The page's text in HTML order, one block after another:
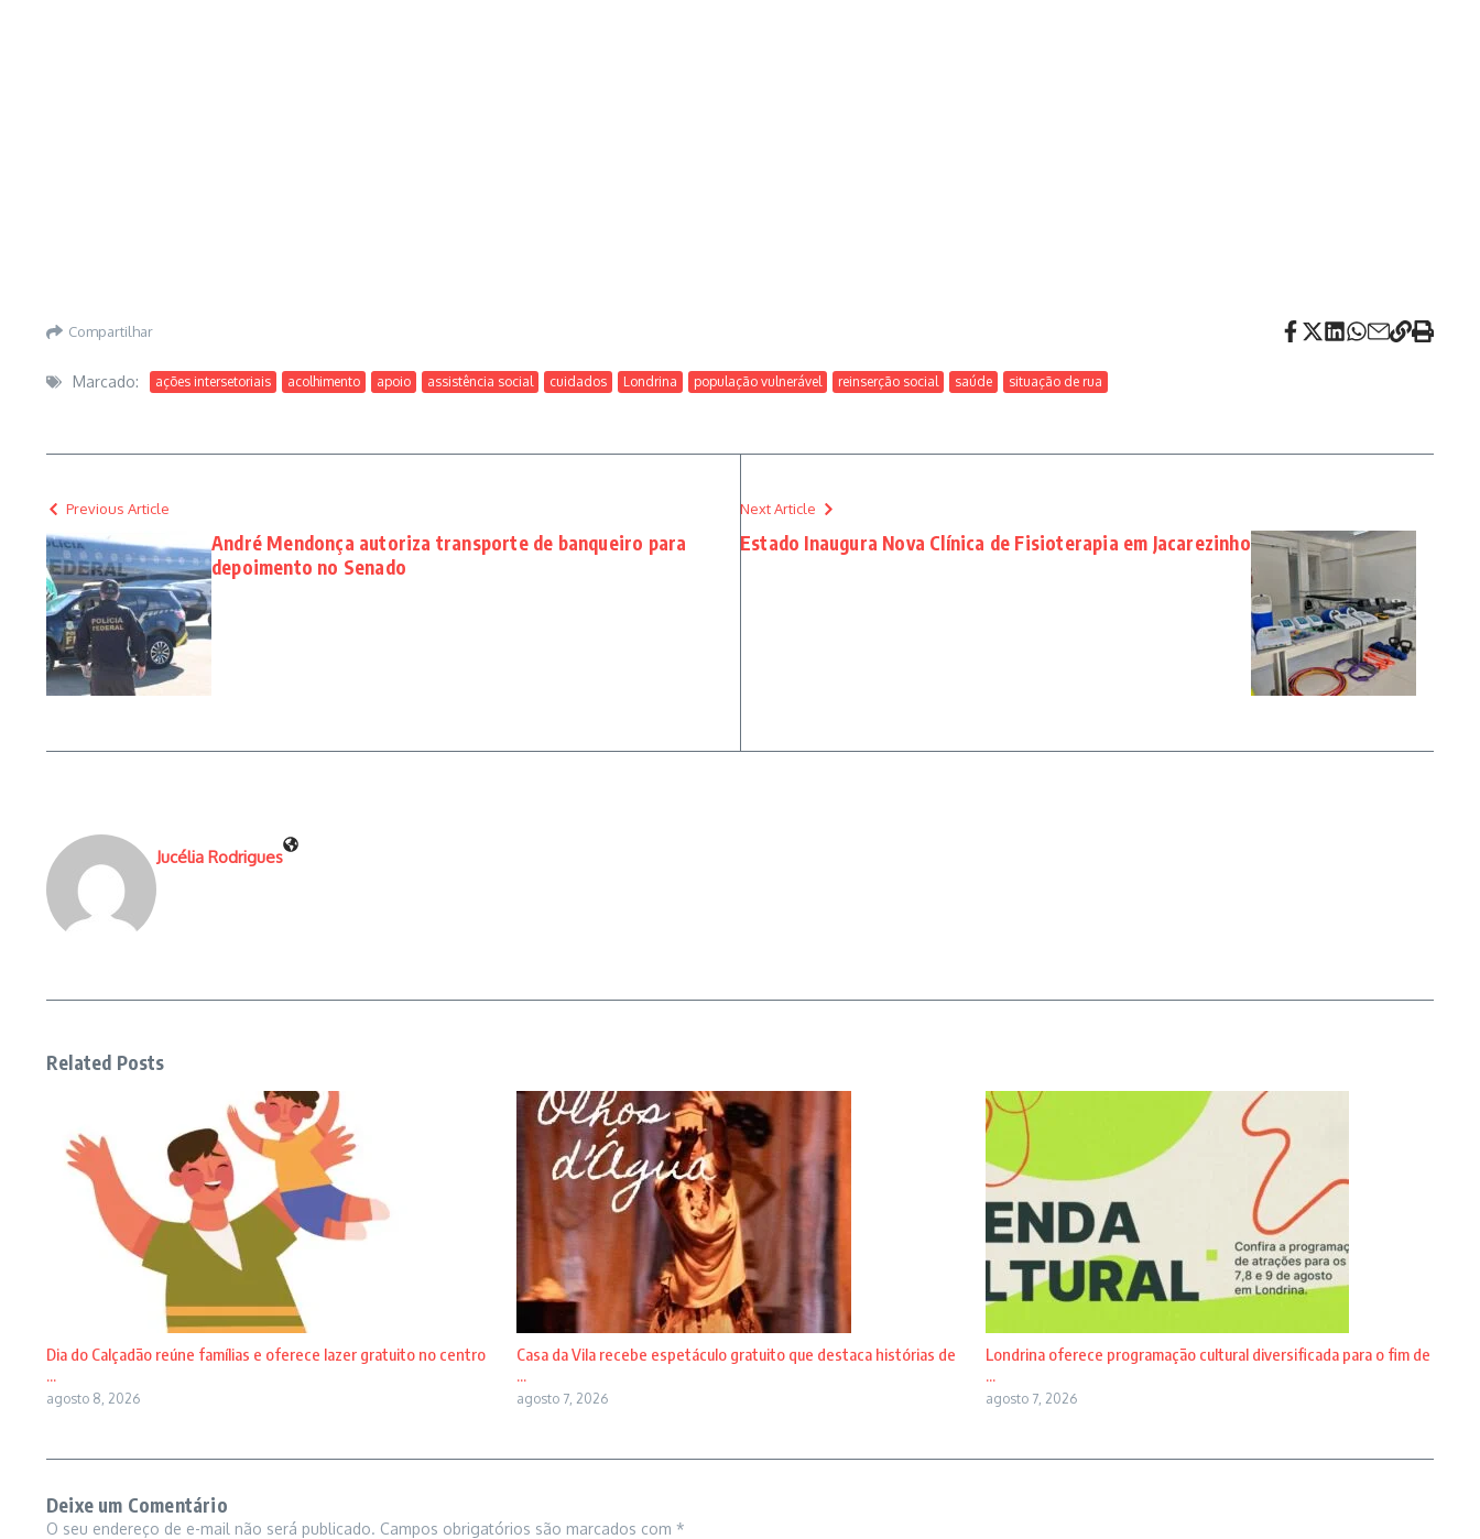
Compartilhar
Marcado: ações intersetoriais acolhimento apoio assistência social cuidados Londrina população vulnerável reinserção social saúde situação de rua
Previous Article
André Mendonça autoriza transporte de banqueiro para
depoimento no Senado
Next Article
Estado Inaugura Nova Clínica de Fisioterapia em Jacarezinho
Jucélia Rodrigues
Related Posts
Dia do Calçadão reúne famílias e oferece lazer gratuito no centro
...
agosto 8, 2026
Casa da Vila recebe espetáculo gratuito que destaca histórias de
...
agosto 7, 2026
Londrina oferece programação cultural diversificada para o fim de
...
agosto 7, 2026
Deixe um Comentário
O seu endereço de e-mail não será publicado. Campos obrigatórios são marcados com *